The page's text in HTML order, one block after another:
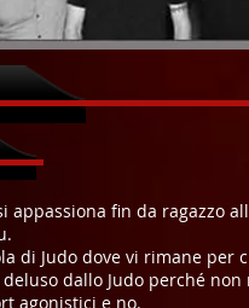
appassiona fin da
di Judo dove vi rimane
dallo Judo perché
agonistici e no.